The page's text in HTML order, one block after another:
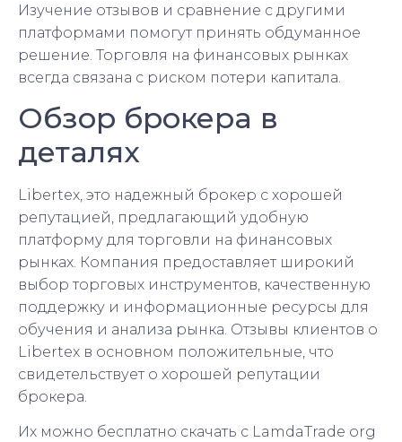
Изучение отзывов и сравнение с другими
платформами помогут принять обдуманное
решение. Торговля на финансовых рынках
всегда связана с риском потери капитала.
Обзор брокера в
деталях
Libertex, это надежный брокер с хорошей
репутацией, предлагающий удобную
платформу для торговли на финансовых
рынках. Компания предоставляет широкий
выбор торговых инструментов, качественную
поддержку и информационные ресурсы для
обучения и анализа рынка. Отзывы клиентов о
Libertex в основном положительные, что
свидетельствует о хорошей репутации
брокера.
Их можно бесплатно скачать с LamdaTrade org